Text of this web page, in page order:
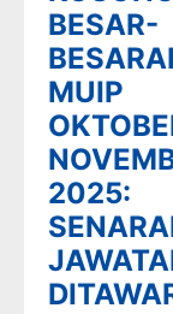
BESAR-
MUIP
2025: